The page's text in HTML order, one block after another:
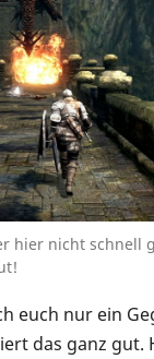
hier nicht schnell
euch nur ein
das ganz gut.